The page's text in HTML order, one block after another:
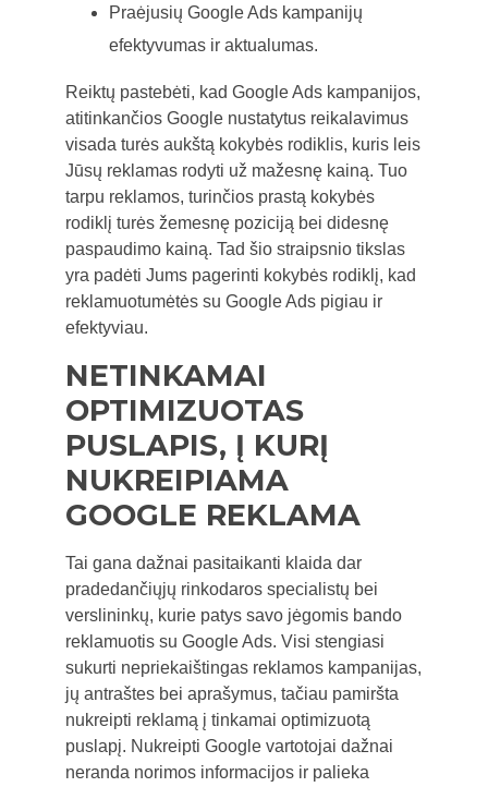
Praėjusių Google Ads kampanijų
efektyvumas ir aktualumas.
Reiktų pastebėti, kad Google Ads kampanijos,
atitinkančios Google nustatytus reikalavimus
visada turės aukštą kokybės rodiklis, kuris leis
Jūsų reklamas rodyti už mažesnę kainą. Tuo
tarpu reklamos, turinčios prastą kokybės
rodiklį turės žemesnę poziciją bei didesnę
paspaudimo kainą. Tad šio straipsnio tikslas
yra padėti Jums pagerinti kokybės rodiklį, kad
reklamuotumėtės su Google Ads pigiau ir
efektyviau.
NETINKAMAI
OPTIMIZUOTAS
PUSLAPIS, Į KURĮ
NUKREIPIAMA
GOOGLE REKLAMA
Tai gana dažnai pasitaikanti klaida dar
pradedančiųjų rinkodaros specialistų bei
verslininkų, kurie patys savo jėgomis bando
reklamuotis su Google Ads. Visi stengiasi
sukurti nepriekaištingas reklamos kampanijas,
jų antraštes bei aprašymus, tačiau pamiršta
nukreipti reklamą į tinkamai optimizuotą
puslapį. Nukreipti Google vartotojai dažnai
neranda norimos informacijos ir palieka